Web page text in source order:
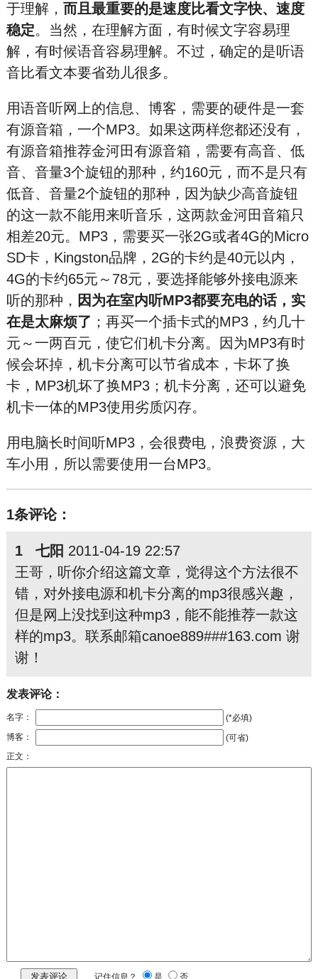
于理解， 而且最重要的是速度比看文字快、速度
稳定。当然，在理解方面，有时候文字容易理
解，有时候语音容易理解。不过，确定的是听语
音比看文本要省劲儿很多。
用语音听网上的信息、博客，需要的硬件是一套
有源音箱，一个MP3。如果这两样您都还没有，
有源音箱推荐金河田有源音箱，需要有高音、低
音、音量3个旋钮的那种，约160元，而不是只有
低音、音量2个旋钮的那种，因为缺少高音旋钮
的这一款不能用来听音乐，这两款金河田音箱只
相差20元。MP3，需要买一张2G或者4G的Micro
SD卡，Kingston品牌，2G的卡约是40元以内，
4G的卡约65元～78元，要选择能够外接电源来
听的那种， 因为在室内听MP3都要充电的话，实
在是太麻烦了 ；再买一个插卡式的MP3，约几十
元～一两百元，使它们机卡分离。因为MP3有时
候会坏掉，机卡分离可以节省成本，卡坏了换
卡，MP3机坏了换MP3；机卡分离，还可以避免
机卡一体的MP3使用劣质闪存。
用电脑长时间听MP3，会很费电，浪费资源，大
车小用，所以需要使用一台MP3。
1条评论：
1 七阳 2011-04-19 22:57
王哥，听你介绍这篇文章，觉得这个方法很不
错，对外接电源和机卡分离的mp3很感兴趣，
但是网上没找到这种mp3，能不能推荐一款这
样的mp3。联系邮箱canoe889###163.com 谢
谢！
发表评论：
名字：
(*必填)
博客：
(可省)
正文：
记住信息？ 是 否